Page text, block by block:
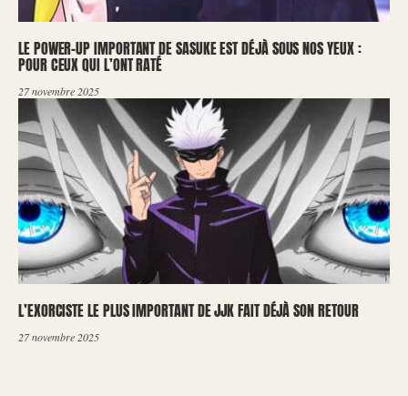
LE POWER-UP IMPORTANT DE SASUKE EST DÉJÀ SOUS NOS YEUX :
POUR CEUX QUI L’ONT RATÉ
27 novembre 2025
L’EXORCISTE LE PLUS IMPORTANT DE JJK FAIT DÉJÀ SON RETOUR
27 novembre 2025